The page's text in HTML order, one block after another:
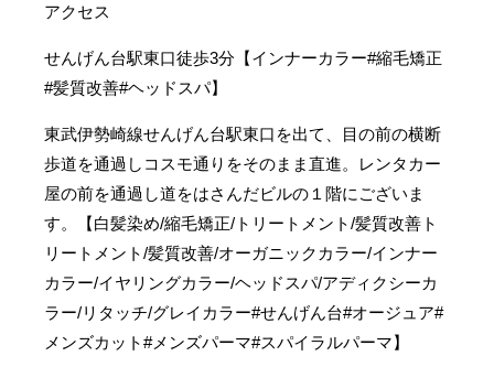
アクセス
せんげん台駅東口徒歩3分【インナーカラー#縮毛矯正
#髪質改善#ヘッドスパ】
東武伊勢崎線せんげん台駅東口を出て、目の前の横断
歩道を通過しコスモ通りをそのまま直進。レンタカー
屋の前を通過し道をはさんだビルの１階にございま
す。【白髪染め/縮毛矯正/トリートメント/髪質改善ト
リートメント/髪質改善/オーガニックカラー/インナー
カラー/イヤリングカラー/ヘッドスパ/アディクシーカ
ラー/リタッチ/グレイカラー#せんげん台#オージュア#
メンズカット#メンズパーマ#スパイラルパーマ】